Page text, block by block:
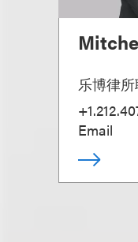
乐博律
Email